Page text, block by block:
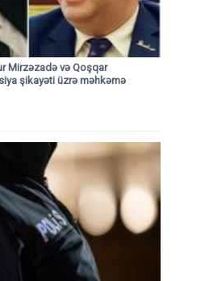
Mirzəzadə və Qoşqar
şikayəti üzrə məhkəmə